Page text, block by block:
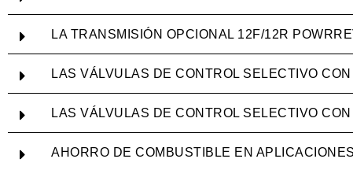
LA TRANSMISIÓN OPCIONAL 12F/12R
LAS VÁLVULAS DE CONTROL SELECTIVO
LAS VÁLVULAS DE CONTROL SELECTIVO
AHORRO DE COMBUSTIBLE EN